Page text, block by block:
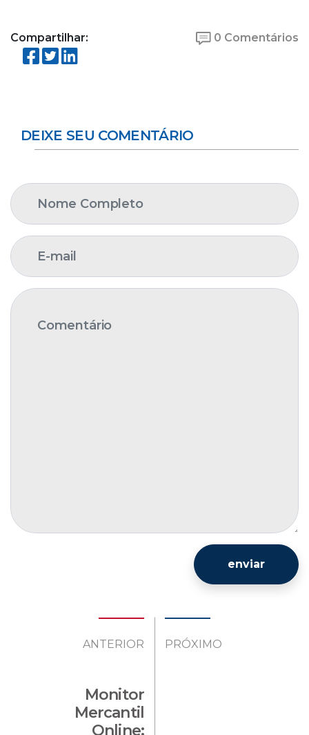
Compartilhar: 0 Comentários
DEIXE SEU COMENTÁRIO
enviar
ANTERIOR
Monitor
Mercantil
Online:
PRÓXIMO